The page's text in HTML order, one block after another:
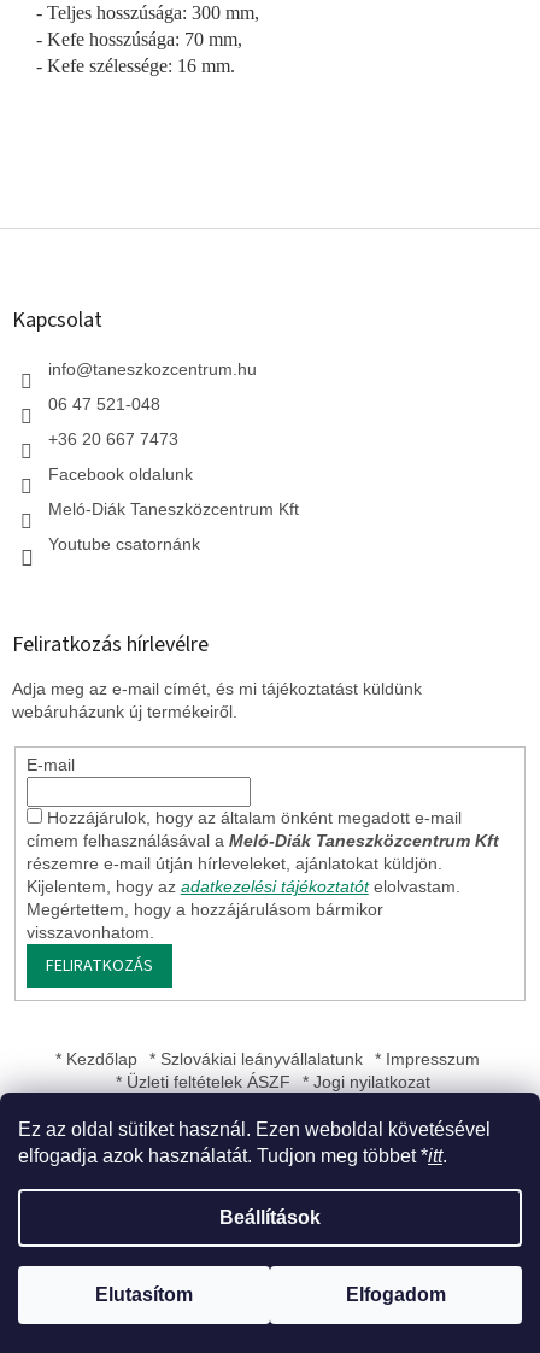
Ez az oldal sütiket használ. Ezen weboldal követésével
elfogadja azok használatát. Tudjon meg többet *itt.
Beállítások
Elutasítom Elfogadom
- Teljes hosszúsága: 300 mm,
- Kefe hosszúsága: 70 mm,
- Kefe szélessége: 16 mm.
L
Kapcsolat
info@taneszkozcentrum.hu
06 47 521-048
+36 20 667 7473
Facebook oldalunk
Meló-Diák Taneszközcentrum Kft
Youtube csatornánk
Feliratkozás hírlevélre
Adja meg az e-mail címét, és mi tájékoztatást küldünk
webáruházunk új termékeiről.
E-mail
Hozzájárulok, hogy az általam önként megadott e-mail
címem felhasználásával a Meló-Diák Taneszközcentrum Kft
részemre e-mail útján hírleveleket, ajánlatokat küldjön.
Kijelentem, hogy az adatkezelési tájékoztatót elolvastam.
Megértettem, hogy a hozzájárulásom bármikor
visszavonhatom.
FELIRATKOZÁS
* Kezdőlap * Szlovákiai leányvállalatunk
* Impresszum
* Üzleti feltételek ÁSZF
* Jogi nyilatkozat
Meló-Diák Taneszközcentrum Kft
fenntartva.
Süti beállítások szerkesztése